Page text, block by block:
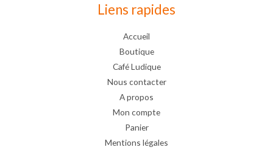
Liens rapides
Accueil
Boutique
Café Ludique
Nous contacter
A propos
Mon compte
Panier
Mentions légales